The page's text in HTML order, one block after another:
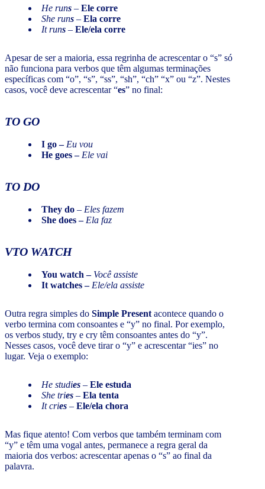
He runs – Ele corre
She runs – Ela corre
It runs – Ele/ela corre
Apesar de ser a maioria, essa regrinha de acrescentar o “s” só
não funciona para verbos que têm algumas terminações
específicas com “o”, “s”, “ss”, “sh”, “ch” “x” ou “z”. Nestes
casos, você deve acrescentar “es” no final:
TO GO
I go – Eu vou
He goes – Ele vai
TO DO
They do – Eles fazem
She does – Ela faz
VTO WATCH
You watch – Você assiste
It watches – Ele/ela assiste
Outra regra simples do Simple Present acontece quando o
verbo termina com consoantes e “y” no final. Por exemplo,
os verbos study, try e cry têm consoantes antes do “y”.
Nesses casos, você deve tirar o “y” e acrescentar “ies” no
lugar. Veja o exemplo:
He studies – Ele estuda
She tries – Ela tenta
It cries – Ele/ela chora
Mas fique atento! Com verbos que também terminam com
“y” e têm uma vogal antes, permanece a regra geral da
maioria dos verbos: acrescentar apenas o “s” ao final da
palavra.